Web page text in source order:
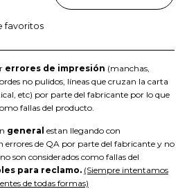
favoritos
errores de impresión (manchas,
no pulidos, líneas que cruzan la carta
etc) por parte del fabricante por lo que
fallas del producto.
general estan llegando con
errores de QA por parte del fabricante y no
son considerados como fallas del
para reclamo. (Siempre intentamos
de todas formas)